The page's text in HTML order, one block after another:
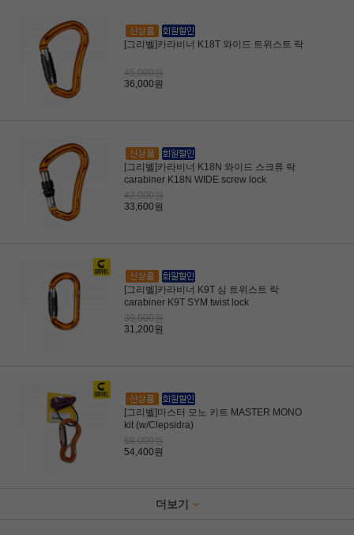
[그리벨]카라비너 K18T 와이드 트위스트 락
45,000원
36,000원
[그리벨]카라비너 K18N 와이드 스크류 락
carabiner K18N WIDE screw lock
42,000원
33,600원
[그리벨]카라비너 K9T 심 트위스트 락
carabiner K9T SYM twist lock
39,000원
31,200원
[그리벨]마스터 모노 키트 MASTER MONO
kit (w/Clepsidra)
68,000원
54,400원
더보기